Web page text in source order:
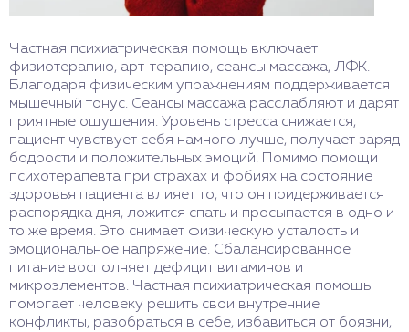
Частная психиатрическая помощь включает
физиотерапию, арт-терапию, сеансы массажа, ЛФК.
Благодаря физическим упражнениям поддерживается
мышечный тонус. Сеансы массажа расслабляют и дарят
приятные ощущения. Уровень стресса снижается,
пациент чувствует себя намного лучше, получает заряд
бодрости и положительных эмоций. Помимо помощи
психотерапевта при страхах и фобиях на состояние
здоровья пациента влияет то, что он придерживается
распорядка дня, ложится спать и просыпается в одно и
то же время. Это снимает физическую усталость и
эмоциональное напряжение. Сбалансированное
питание восполняет дефицит витаминов и
микроэлементов. Частная психиатрическая помощь
помогает человеку решить свои внутренние
конфликты, разобраться в себе, избавиться от боязни,